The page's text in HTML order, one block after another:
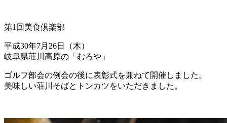
第1回美食倶楽部
平成30年7月26日（木）
岐阜県荘川高原の「むろや」
ゴルフ部会の例会の後に表彰式を兼ねて開催しました。
美味しい荘川そばとトンカツをいただきました。